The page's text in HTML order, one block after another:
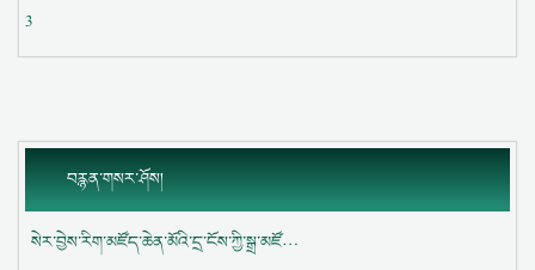
3
བརྙན་གསར་ཤོས།
སེར་བྱེས་རིག་མཛོད་ཆེན་མོའི་དྲ་ངོས་ཀྱི་སྒྲ་མཛོ…